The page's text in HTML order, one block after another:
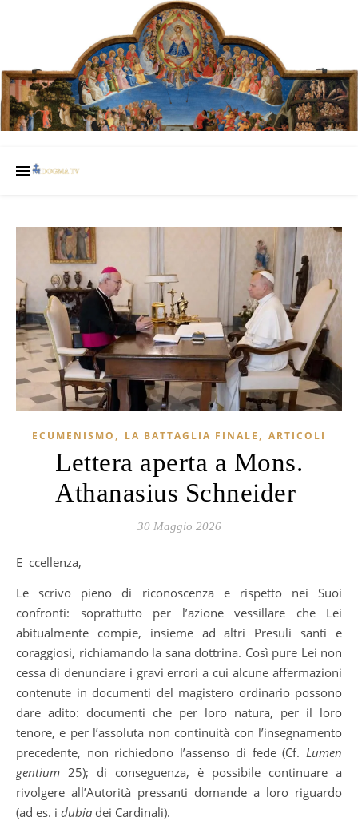
ECUMENISMO , LA BATTAGLIA FINALE , ARTICOLI
Lettera aperta a Mons.
Athanasius Schneider
30 Maggio 2026
Eccellenza,
Le scrivo pieno di riconoscenza e rispetto nei Suoi
confronti: soprattutto per l’azione vessillare che Lei
abitualmente compie, insieme ad altri Presuli santi e
coraggiosi, richiamando la sana dottrina. Così pure Lei non
cessa di denunciare i gravi errori a cui alcune affermazioni
contenute in documenti del magistero ordinario possono
dare adito: documenti che per loro natura, per il loro
tenore, e per l’assoluta non continuità con l’insegnamento
precedente, non richiedono l’assenso di fede (Cf. Lumen
gentium 25); di conseguenza, è possibile continuare a
rivolgere all’Autorità pressanti domande a loro riguardo
(ad es. i dubia dei Cardinali).